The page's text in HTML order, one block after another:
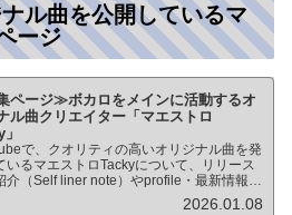
ル曲を公開しているマ
ージ
ページ≫ボカロをメインに活動するオ
ル曲クリエイター「マエストロ
で、クオリティの高いオリジナル曲を発
いるマエストロTackyについて、リリース
介（Self liner note）やprofile・最新情報な
画チャンネル登録100人突破記念作品の生
2026.01.08